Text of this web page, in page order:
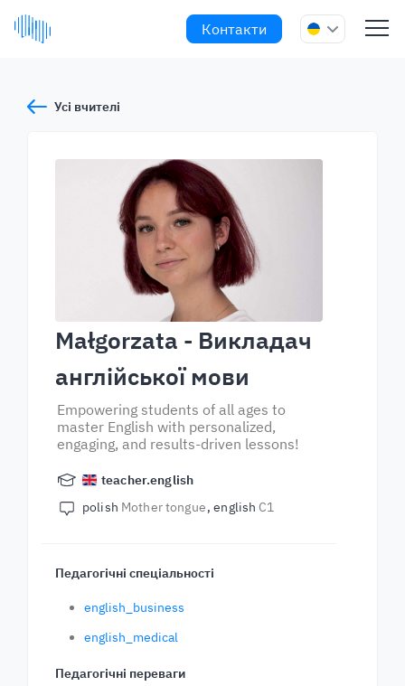
Контакти
Усі вчителі
Małgorzata - Викладач
англійської мови
Empowering students of all ages to
master English with personalized,
engaging, and results-driven lessons!
teacher.english
polish Mother tongue english C1
Педагогічні спеціальності
english_business
english_medical
Педагогічні переваги